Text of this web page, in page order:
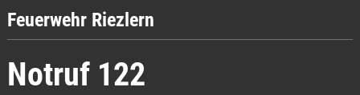
Feuerwehr Riezlern
Notruf 122